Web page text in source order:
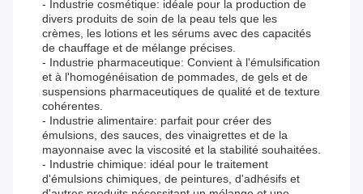
- Industrie cosmétique: idéale pour la production de
divers produits de soin de la peau tels que les
crèmes, les lotions et les sérums avec des capacités
de chauffage et de mélange précises.
- Industrie pharmaceutique: Convient à l'émulsification
et à l'homogénéisation de pommades, de gels et de
suspensions pharmaceutiques de qualité et de texture
cohérentes.
- Industrie alimentaire: parfait pour créer des
émulsions, des sauces, des vinaigrettes et de la
mayonnaise avec la viscosité et la stabilité souhaitées.
- Industrie chimique: idéal pour le traitement
d'émulsions chimiques, de peintures, d'adhésifs et